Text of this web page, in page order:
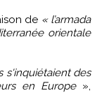
de « l’armada
orientale
s'inquiétaient des
en Europe »,